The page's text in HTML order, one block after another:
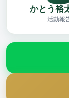
かとう裕
活動報